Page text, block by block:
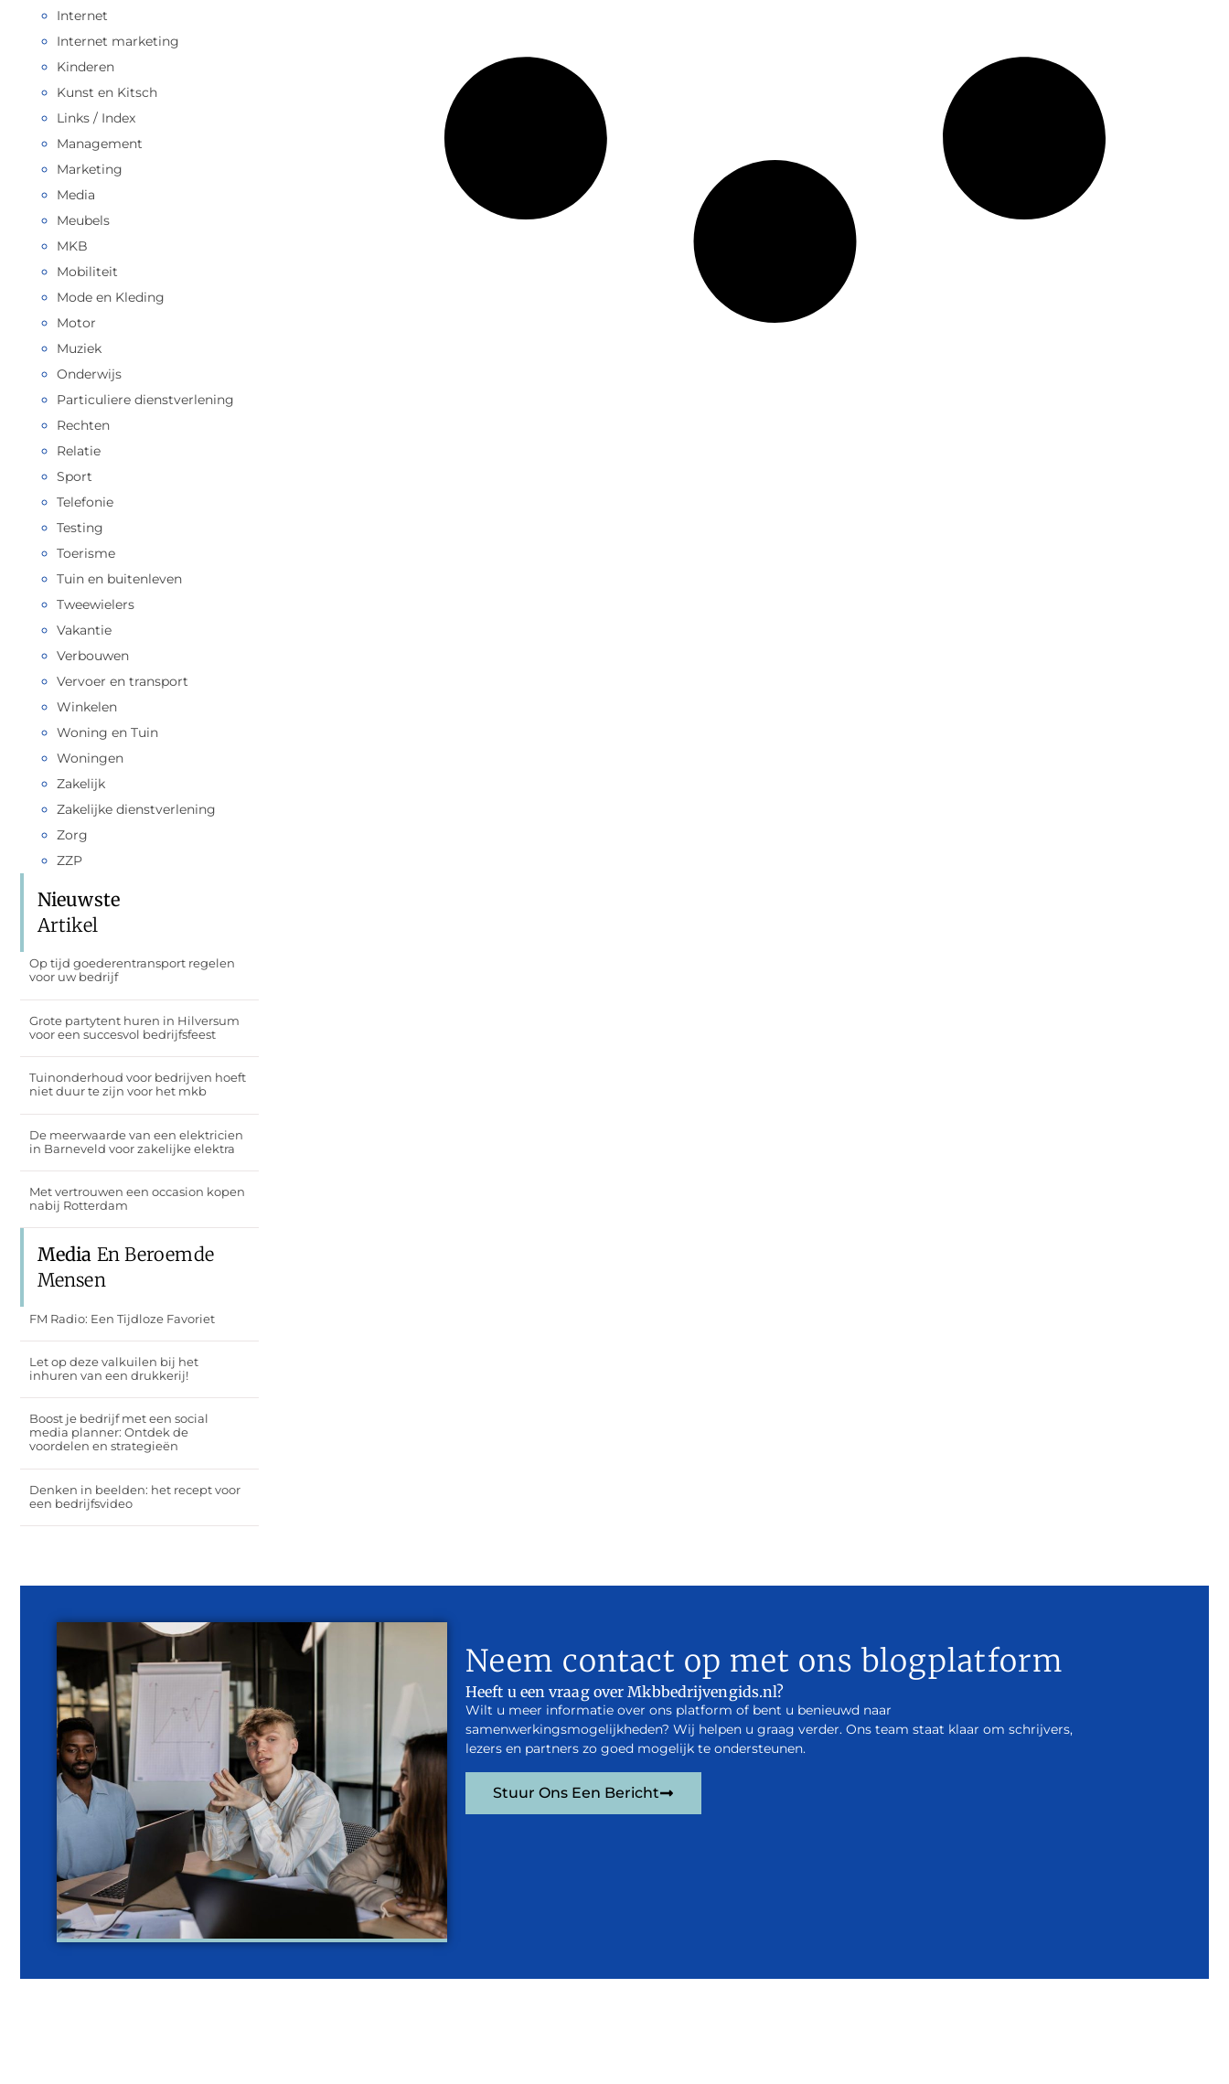
Internet
Internet marketing
Kinderen
Kunst en Kitsch
Links / Index
Management
Marketing
Media
Meubels
MKB
Mobiliteit
Mode en Kleding
Motor
Muziek
Onderwijs
Particuliere dienstverlening
Rechten
Relatie
Sport
Telefonie
Testing
Toerisme
Tuin en buitenleven
Tweewielers
Vakantie
Verbouwen
Vervoer en transport
Winkelen
Woning en Tuin
Woningen
Zakelijk
Zakelijke dienstverlening
Zorg
ZZP
Nieuwste
Artikel
Op tijd goederentransport regelen
voor uw bedrijf
Grote partytent huren in Hilversum
voor een succesvol bedrijfsfeest
Tuinonderhoud voor bedrijven hoeft
niet duur te zijn voor het mkb
De meerwaarde van een elektricien
in Barneveld voor zakelijke elektra
Met vertrouwen een occasion kopen
nabij Rotterdam
Media En Beroemde
Mensen
FM Radio: Een Tijdloze Favoriet
Let op deze valkuilen bij het
inhuren van een drukkerij!
Boost je bedrijf met een social
media planner: Ontdek de
voordelen en strategieën
Denken in beelden: het recept voor
een bedrijfsvideo
Neem contact op met ons blogplatform
Heeft u een vraag over Mkbbedrijvengids.nl?
Wilt u meer informatie over ons platform of bent u benieuwd naar
samenwerkingsmogelijkheden? Wij helpen u graag verder. Ons team staat klaar om schrijvers,
lezers en partners zo goed mogelijk te ondersteunen.
Stuur Ons Een Bericht